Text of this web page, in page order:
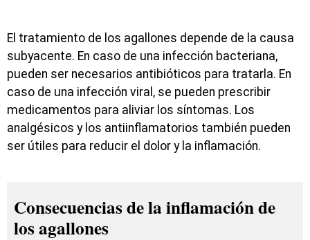
El tratamiento de los agallones depende de la causa
subyacente. En caso de una infección bacteriana,
pueden ser necesarios antibióticos para tratarla. En
caso de una infección viral, se pueden prescribir
medicamentos para aliviar los síntomas. Los
analgésicos y los antiinflamatorios también pueden
ser útiles para reducir el dolor y la inflamación.
Consecuencias de la inflamación de
los agallones